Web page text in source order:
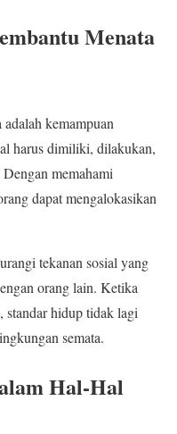
Menata
kemampuan
harus dimiliki, dilakukan,
memahami
dapat mengalokasikan
tekanan sosial yang
orang lain. Ketika
standar hidup tidak lagi
semata.
Hal-Hal